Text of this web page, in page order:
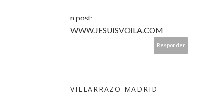
n.post:
WWW.JESUISVOILA.COM
Responder
VILLARRAZO MADRID